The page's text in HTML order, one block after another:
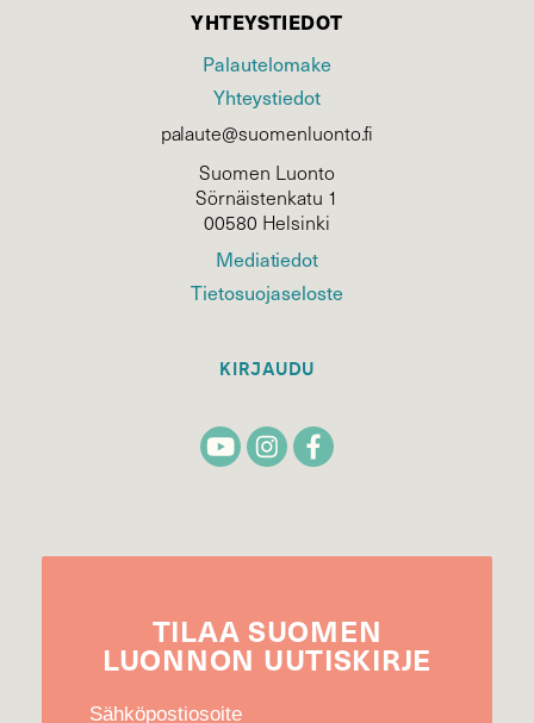
YHTEYSTIEDOT
Palautelomake
Yhteystiedot
palaute@suomenluonto.fi
Suomen Luonto
Sörnäistenkatu 1
00580 Helsinki
Mediatiedot
Tietosuojaseloste
KIRJAUDU
TILAA SUOMEN
LUONNON UUTIS­KIRJE
Sähköpostiosoite